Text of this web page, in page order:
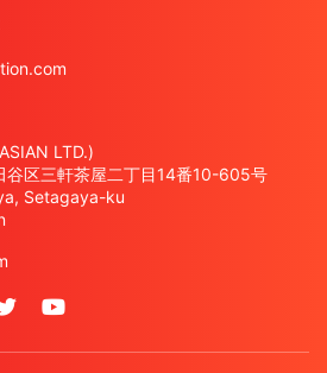
LTD.)
区三軒茶屋二丁目14番10-605号
Setagaya-ku